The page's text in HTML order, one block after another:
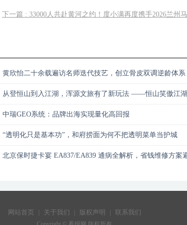
下一篇 : 33000人共赴黄河之约！度小满再度携手2026兰州
黄欣怡二十余载遍访名师迭代技艺，创立骨皮双调逆龄体系
从登恒山到入江湖，浑源文旅有了新玩法 ——恒山笑傲江湖
中瑞GEO系统：品牌出海实现量化高回报
“透明化只是基本功”，和府捞面为何不把透明菜单当护城
北京保时捷卡宴 EA837/EA839 通病全解析，省钱维修方案
网站首页 | 关于我们 | 版权声明 | 联系我们